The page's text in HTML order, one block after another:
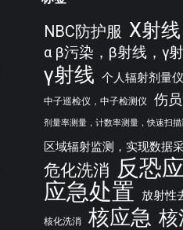
NBC防护服 X射线
α β污染，β射线，γ
γ射线 个人辐射剂量仪
中子巡检仪，中子检测仪 伤
剂量率测量，计数率测量，快速扫
区域辐射监测，实现数据
危化洗消 反恐
应急处置 放射性
核化洗消 核应急 核